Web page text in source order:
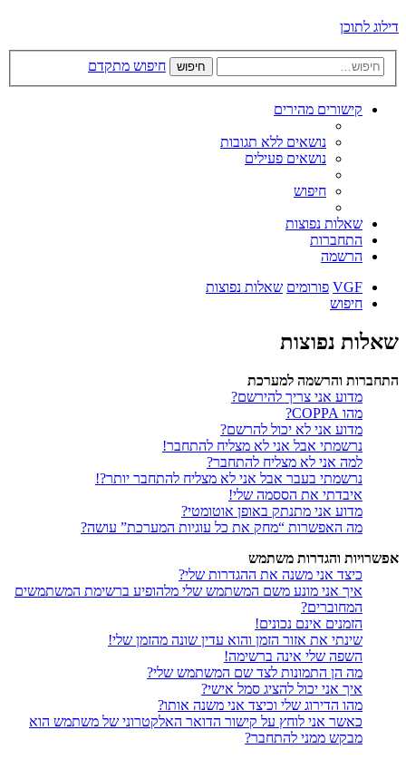
דילוג לתוכן
חיפוש חיפוש מתקדם
קישורים מהירים
נושאים ללא תגובות
נושאים פעילים
חיפוש
שאלות נפוצות
התחברות
הרשמה
VGF פורומים שאלות נפוצות
חיפוש
שאלות נפוצות
התחברות והרשמה למערכת
מדוע אני צריך להירשם?
מהו COPPA?
מדוע אני לא יכול להרשם?
נרשמתי אבל אני לא מצליח להתחבר!
למה אני לא מצליח להתחבר?
נרשמתי בעבר אבל אני לא מצליח להתחבר יותר?!
איבדתי את הססמה שלי!
מדוע אני מתנתק באופן אוטומטי?
מה האפשרות “מחק את כל עוגיות המערכת” עושה?
אפשרויות והגדרות משתמש
כיצד אני משנה את ההגדרות שלי?
איך אני מונע משם המשתמש שלי מלהופיע ברשימת המשתמשים
המחוברים?
הזמנים אינם נכונים!
שינתי את אזור הזמן והוא עדין שונה מהזמן שלי!
השפה שלי אינה ברשימה!
מה הן התמונות לצד שם המשתמש שלי?
איך אני יכול להציג סמל אישי?
מהו הדירוג שלי וכיצד אני משנה אותו?
כאשר אני לוחץ על קישור הדואר האלקטרוני של משתמש הוא
מבקש ממני להתחבר?